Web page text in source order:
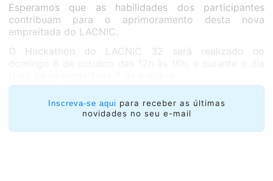
Esperamos que as habilidades dos participantes
contribuam para o aprimoramento desta nova
empreitada do LACNIC.
O Hackathon do LACNIC 32 será realizado no
Inscreva-se aqui para receber as últimas
novidades no seu e-mail